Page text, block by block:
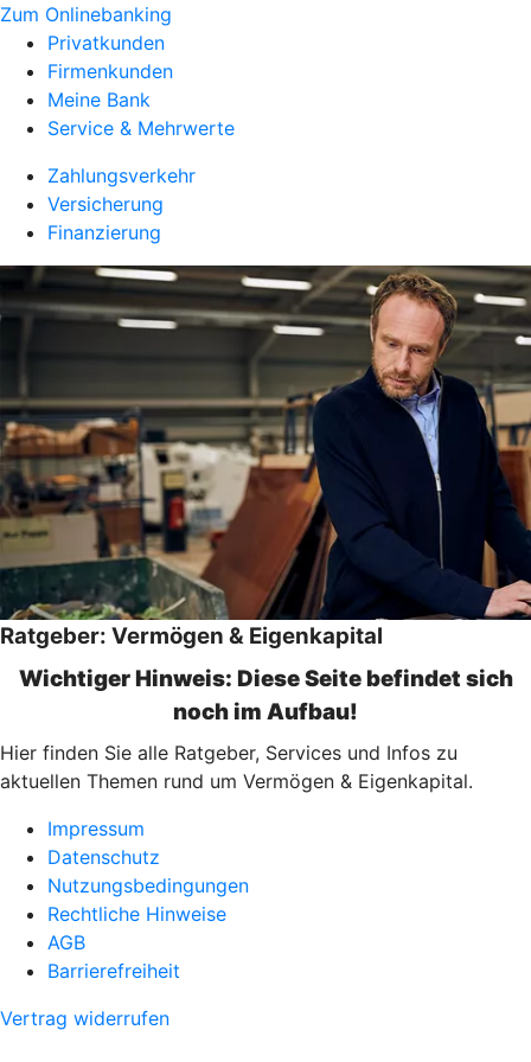
Zum Onlinebanking
Privatkunden
Firmenkunden
Meine Bank
Service & Mehrwerte
Zahlungsverkehr
Versicherung
Finanzierung
Ratgeber: Vermögen & Eigenkapital
Wichtiger Hinweis: Diese Seite befindet sich
noch im Aufbau!
Hier finden Sie alle Ratgeber, Services und Infos zu
aktuellen Themen rund um Vermögen & Eigenkapital.
Impressum
Datenschutz
Nutzungsbedingungen
Rechtliche Hinweise
AGB
Barrierefreiheit
Vertrag widerrufen